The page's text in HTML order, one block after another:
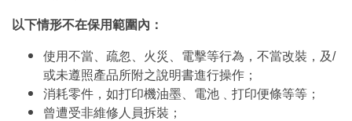
以下情形不在保用範圍內：
使用不當、疏忽、火災、電擊等行為，不當改裝，及/
或未遵照產品所附之說明書進行操作；
消耗零件，如打印機油墨、電池﹑打印便條等等；
曾遭受非維修人員拆裝；